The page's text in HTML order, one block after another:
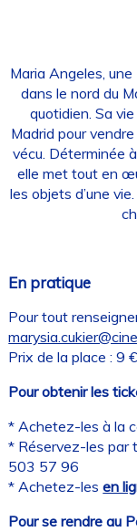
Maria Angeles,
dans le nord du
quotidien. Sa
Madrid pour
vécu. Déterminée
elle met tout en
les objets d’une
En pratique
Pour tout
Prix de la place : 9
Pour obtenir les
* Achetez-les à la
* Réservez-les par
503 57 96
* Achetez-lesen
Pour se rendre au